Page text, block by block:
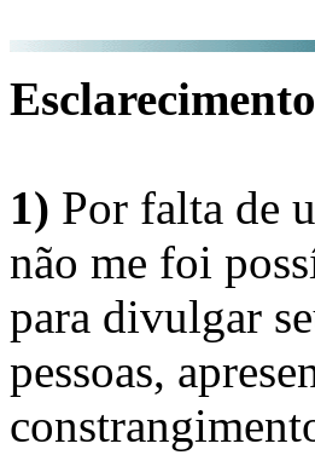
1) Por falta de
não me foi
para divulgar
pessoas,